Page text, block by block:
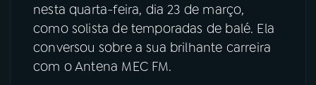
nesta quarta-feira, dia 23 de março,
como solista de temporadas de balé. Ela
conversou sobre a sua brilhante carreira
com o Antena MEC FM.